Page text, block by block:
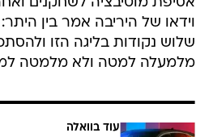
וידאו של היריבה אמר בין
שלוש נקודות בליגה הזו
מלמעלה למטה ולא מלמטה
עוד בוואלה